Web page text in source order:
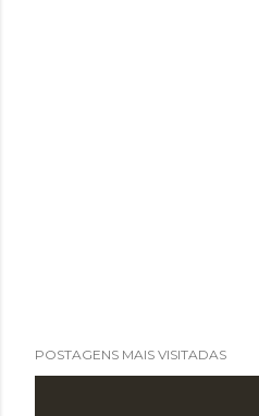
POSTAGENS MAIS VISITADAS